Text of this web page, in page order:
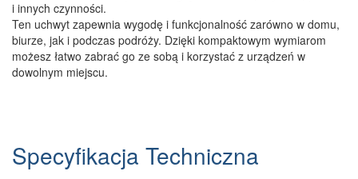
i innych czynności.
Ten uchwyt zapewnia wygodę i funkcjonalność zarówno w domu,
biurze, jak i podczas podróży. Dzięki kompaktowym wymiarom
możesz łatwo zabrać go ze sobą i korzystać z urządzeń w
dowolnym miejscu.
Specyfikacja Techniczna